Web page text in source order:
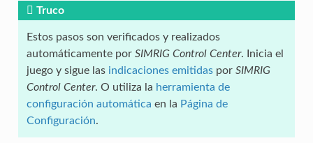
Truco
Estos pasos son verificados y realizados
automáticamente por SIMRIG Control Center. Inicia el
juego y sigue las indicaciones emitidaspor SIMRIG
Control Center. O utiliza la herramienta de
configuración automática en la Página de
Configuración.